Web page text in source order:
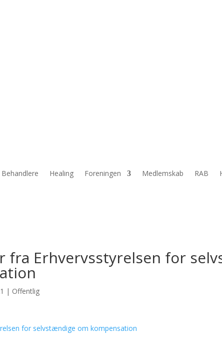
Behandlere Healing Foreningen Medlemskab RAB
fra Erhvervsstyrelsen for
| Offentlig
for selvstændige om kompensation